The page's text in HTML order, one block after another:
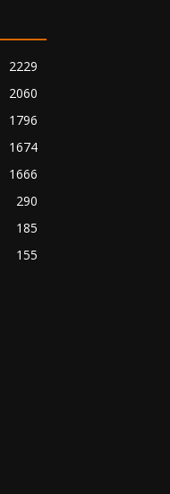
2229
2060
1796
1674
1666
290
185
155